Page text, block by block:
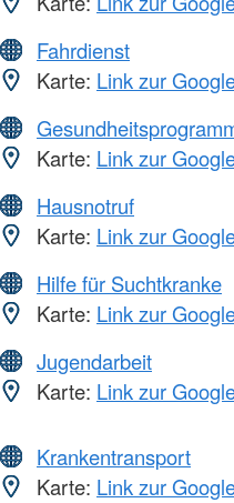
Fahrdienst
Karte: Link zur
Karte: Link zur
Hausnotruf
Karte: Link zur
Hilfe für Suchtkranke
Karte: Link zur
Jugendarbeit
Karte: Link zur
Krankentransport
Karte: Link zur